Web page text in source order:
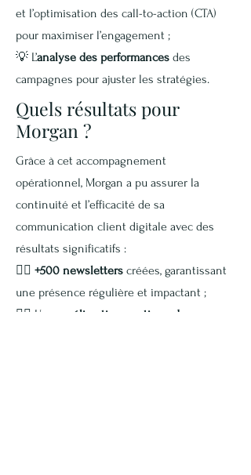
et l’optimisation des call-to-action (CTA)
pour maximiser l’engagement ;
💡 L’analyse des performances des
campagnes pour ajuster les stratégies.
Quels résultats pour
Morgan ?
Grâce à cet accompagnement
opérationnel, Morgan a pu assurer la
continuité et l’efficacité de sa
communication client digitale avec des
résultats significatifs :
👉🏽 +500 newsletters créées, garantissant
une présence régulière et impactant ;
👉🏽 Une
amélioration continue des